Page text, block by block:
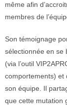
même afin
membres de
Son témoignage
sélectionnée en se
(via l’outil
comportements) et
son équipe. Il
que cette mutation